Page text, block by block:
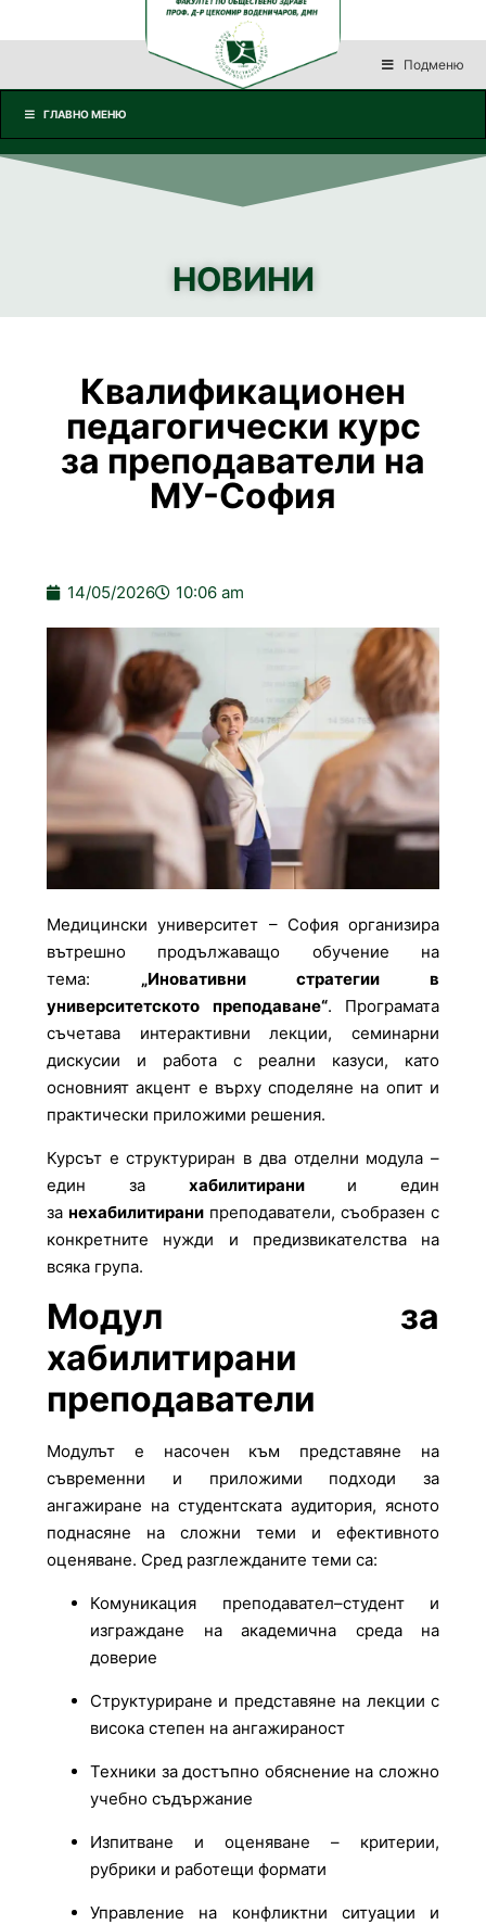
Подменю
ГЛАВНО МЕНЮ
НОВИНИ
Квалификационен
педагогически курс
за преподаватели на
МУ-София
14/05/2026 10:06 am
Медицински университет – София организира
вътрешно продължаващо обучение на
тема: „Иновативни стратегии в
университетското преподаване“. Програмата
съчетава интерактивни лекции, семинарни
дискусии и работа с реални казуси, като
основният акцент е върху споделяне на опит и
практически приложими решения.
Курсът е структуриран в два отделни модула –
един за хабилитирании един
за нехабилитирани преподаватели, съобразен с
конкретните нужди и предизвикателства на
всяка група.
Модул за
хабилитирани
преподаватели
Модулът е насочен към представяне на
съвременни и приложими подходи за
ангажиране на студентската аудитория, ясното
поднасяне на сложни теми и ефективното
оценяване. Сред разглежданите теми са:
Комуникация преподавател–студент и
изграждане на академична среда на
доверие
Структуриране и представяне на лекции с
висока степен на ангажираност
Техники за достъпно обяснение на сложно
учебно съдържание
Изпитване и оценяване – критерии,
рубрики и работещи формати
Управление на конфликтни ситуации и